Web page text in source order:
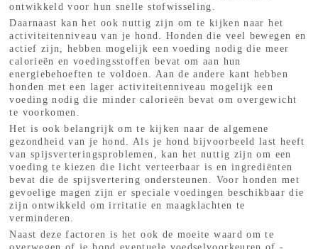
ontwikkeld voor hun snelle stofwisseling.
Daarnaast kan het ook nuttig zijn om te kijken naar het
activiteitenniveau van je hond. Honden die veel bewegen en
actief zijn, hebben mogelijk een voeding nodig die meer
calorieën en voedingsstoffen bevat om aan hun
energiebehoeften te voldoen. Aan de andere kant hebben
honden met een lager activiteitenniveau mogelijk een
voeding nodig die minder calorieën bevat om overgewicht
te voorkomen.
Het is ook belangrijk om te kijken naar de algemene
gezondheid van je hond. Als je hond bijvoorbeeld last heeft
van spijsverteringsproblemen, kan het nuttig zijn om een
voeding te kiezen die licht verteerbaar is en ingrediënten
bevat die de spijsvertering ondersteunen. Voor honden met
gevoelige magen zijn er speciale voedingen beschikbaar die
zijn ontwikkeld om irritatie en maagklachten te
verminderen.
Naast deze factoren is het ook de moeite waard om te